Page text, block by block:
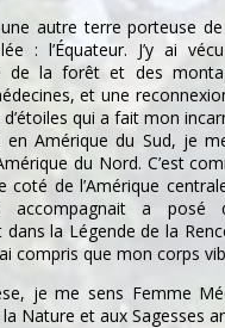
autre terre porteuse
: l’Équateur. J’y ai
de la forêt et des
et une
qui a fait mon
en Amérique du Sud, je
du Nord. C’est
coté de l’Amérique
accompagnait a posé
dans la Légende de la
compris que mon corps
je me sens Femme
Nature et aux Sagesses